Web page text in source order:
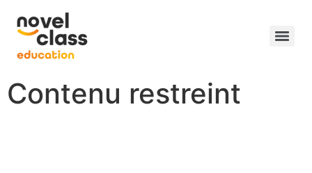
Contenu restreint